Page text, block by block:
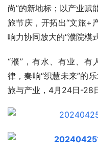
尚”的新地标；以产业赋
旅节庆，开拓出“文旅+
响力协同放大的“濮院模式
“濮”，有水、有业、有
律，奏响“织慧未来”的
旅与产业，4月24日-28